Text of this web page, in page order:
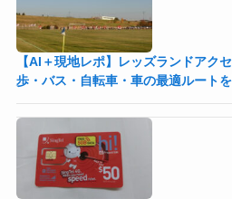
【AI＋現地レポ】レッズランドアク
歩・バス・自転車・車の最適ルート